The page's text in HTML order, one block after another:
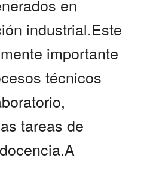
en
industrial.Este
importante
técnicos
tareas de